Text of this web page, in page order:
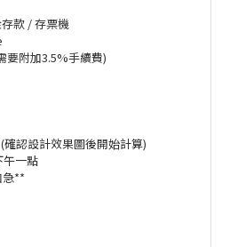
款 / 存票機
要附加3.5%手續費)
認設計效果圖後開始計算)
午一點
急**